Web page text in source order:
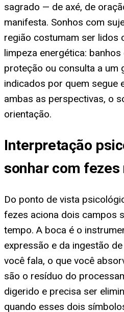
sagrado — de axé, de
manifesta. Sonhos com
região costumam ser lidos
limpeza energética:
proteção ou consulta a um
indicados por quem segue
ambas as perspectivas, o
orientação.
Interpretação
sonhar com fezes
Do ponto de vista
fezes aciona dois campos
tempo. A boca é o
expressão e da ingestão
você fala, o que você
são o resíduo do
digerido e precisa ser
quando esses dois